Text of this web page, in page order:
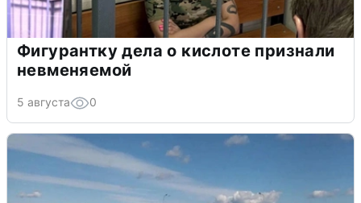
Фигурантку дела о кислоте признали
невменяемой
5 августа 0